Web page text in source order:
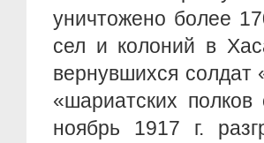
уничтожено более
сел и колоний в
вернувшихся солдат
«шариатских
ноябрь 1917 г.